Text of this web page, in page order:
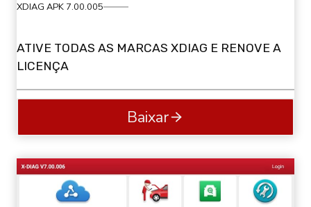
XDIAG APK 7.00.005
ATIVE TODAS AS MARCAS XDIAG E RENOVE A
LICENÇA
Baixar